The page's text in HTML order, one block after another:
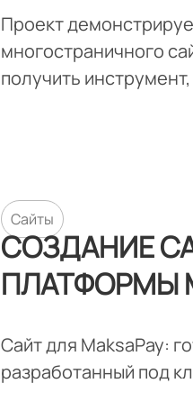
Проект
многостраничного
получить
Сайты
СОЗДАНИЕ
ПЛАТФОРМЫ
Сайт для MaksaPay:
разработанный под